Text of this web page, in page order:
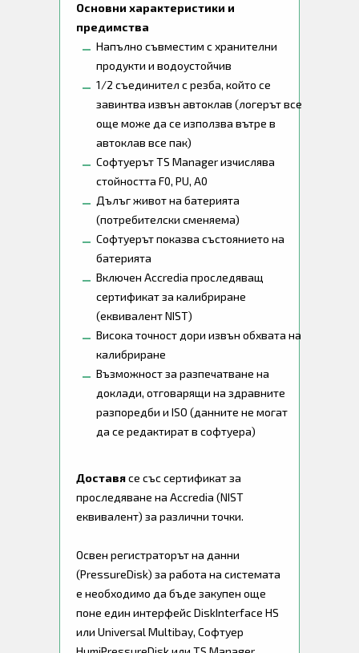
Основни характеристики и
предимства
Напълно съвместим с хранителни
продукти и водоустойчив
1/2 съединител с резба, който се
завинтва извън автоклав (логерът все
още може да се използва вътре в
автоклав все пак)
Софтуерът TS Manager изчислява
стойността F0, PU, A0
Дълъг живот на батерията
(потребителски сменяема)
Софтуерът показва състоянието на
батерията
Включен Accredia проследяващ
сертификат за калибриране
(еквивалент NIST)
Висока точност дори извън обхвата на
калибриране
Възможност за разпечатване на
доклади, отговарящи на здравните
разпоредби и ISO (данните не могат
да се редактират в софтуера)
Доставясе със сертификат за
проследяване на Accredia (NIST
еквивалент) за различни точки.
Освен регистраторът на данни
(PressureDisk) за работа на системата
е необходимо да бъде закупен още
поне един интерфейс DiskInterface HS
или Universal Multibay, Софтуер